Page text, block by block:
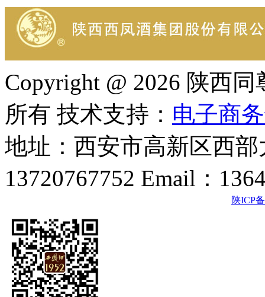
Copyright @ 2026 陕西
所有 技术支持： 电子商
地址：西安市高新区西
13720767752 Email：
陕ICP